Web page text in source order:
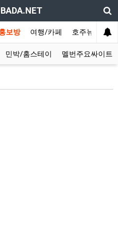
보방 여행/카페 호주뉴스
민박/홈스테이 멜번주요싸이트